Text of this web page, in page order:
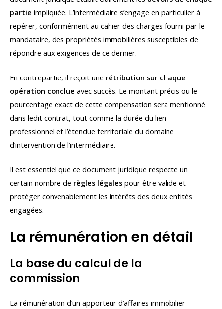
partie impliquée. L’intermédiaire s’engage en particulier à
repérer, conformément au cahier des charges fourni par le
mandataire, des propriétés immobilières susceptibles de
répondre aux exigences de ce dernier.
En contrepartie, il reçoit une rétribution sur chaque
opération conclue avec succès. Le montant précis ou le
pourcentage exact de cette compensation sera mentionné
dans ledit contrat, tout comme la durée du lien
professionnel et l’étendue territoriale du domaine
d’intervention de l’intermédiaire.
Il est essentiel que ce document juridique respecte un
certain nombre de règles légales pour être valide et
protéger convenablement les intérêts des deux entités
engagées.
La rémunération en détail
La base du calcul de la
commission
La rémunération d’un apporteur d’affaires immobilier